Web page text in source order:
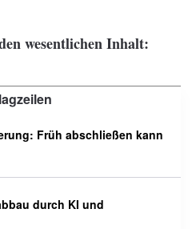
wesentlichen Inhalt:
Früh abschließen kann
durch KI und